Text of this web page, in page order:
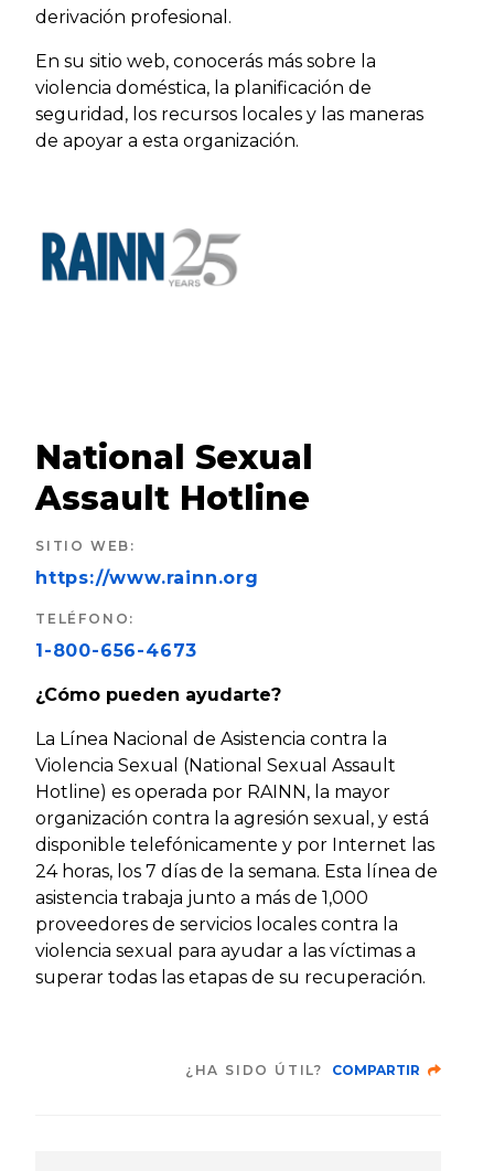
derivación profesional.
En su sitio web, conocerás más sobre la
violencia doméstica, la planificación de
seguridad, los recursos locales y las maneras
de apoyar a esta organización.
National Sexual
Assault Hotline
SITIO WEB :
https://www.rainn.org
TELÉFONO :
1-800-656-4673
¿Cómo pueden ayudarte?
La Línea Nacional de Asistencia contra la
Violencia Sexual (National Sexual Assault
Hotline) es operada por RAINN, la mayor
organización contra la agresión sexual, y está
disponible telefónicamente y por Internet las
24 horas, los 7 días de la semana. Esta línea de
asistencia trabaja junto a más de 1,000
proveedores de servicios locales contra la
violencia sexual para ayudar a las víctimas a
superar todas las etapas de su recuperación.
¿HA SIDO ÚTIL? COMPARTIR